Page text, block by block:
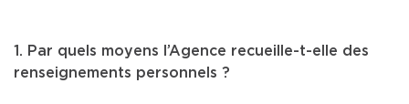
1. Par quels moyens l’Agence recueille-t-elle des
renseignements personnels ?